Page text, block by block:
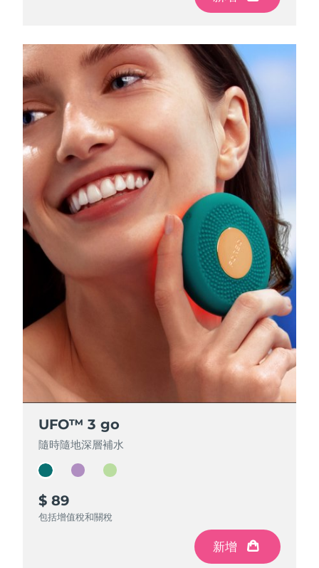
UFO™ 3 go
隨時隨地深層補水
$ 89
包括增值稅和關稅
新增
UFO™ 3 go
隨時隨地深層補水
$ 79
包括增值稅和關稅
新增
UFO™ 3 go
隨時隨地深層補水
$ 69
包括增值稅和關稅
新增
葡萄牙 預計送達日期 08/08/2026
波多黎各 預計送達日期10/08/2026
卡達 預計送達日期09/08/2026
留尼旺 預計送達日期13/08/2026
羅馬尼亞 預計送達日期08/08/2026
俄羅斯 預計送達日期16/08/2026
沙烏地阿拉伯 預計送達日期 09/08/2026
預計送達日期10/08/2026
斯洛伐克 預計送達日期 08/08/2026
斯洛維尼亞 預計送達日期 08/08/2026
南非 預計送達日期16/08/2026
南韓
西班牙
瑞典
預計送達日期 08/08/2026